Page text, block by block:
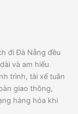
đi Đà Nẵng đều
và am hiểu
trình, tài xế tuân
giao thông,
hàng hóa khi